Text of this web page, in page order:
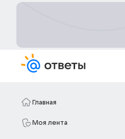
Главная
Моя лента